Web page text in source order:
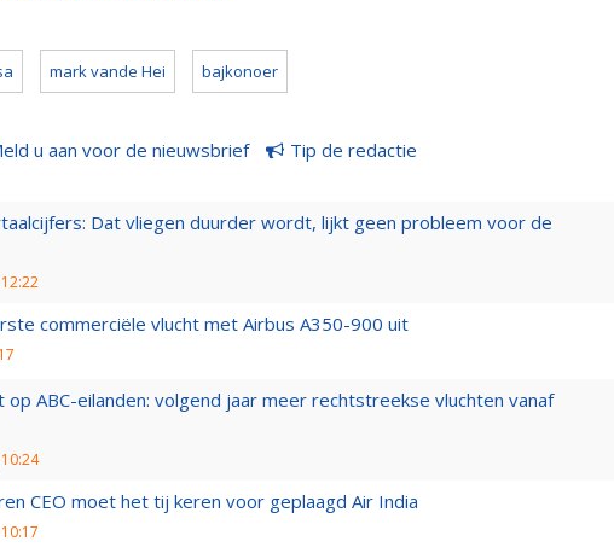
mark vande Hei bajkonoer
u aan voor de nieuwsbrief Tip de redactie
Dat vliegen duurder wordt, lijkt geen probleem voor de
commerciële vlucht met Airbus A350-900 uit
ABC-eilanden: volgend jaar meer rechtstreekse vluchten vanaf
CEO moet het tij keren voor geplaagd Air India